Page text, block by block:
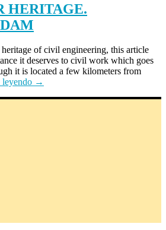
HERITAGE.
of civil engineering, this article
it deserves to civil work which goes
it is located a few kilometers from
leyendo →